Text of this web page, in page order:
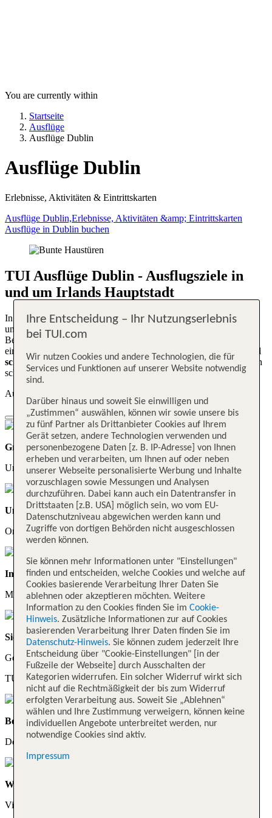
You are currently within
Startseite
Ausflüge
Ausflüge Dublin
Ausflüge Dublin
Erlebnisse, Aktivitäten & Eintrittskarten
Ausflüge Dublin,Erlebnisse, Aktivitäten &amp; Eintrittskarten
Ausflüge in Dublin buchen
TUI Ausflüge Dublin - Ausflugsziele in
und um Irlands Hauptstadt
In Dublin erwarten dich zahlreiche Möglichkeiten für spannende
und abwechslungsreiche Ausflüge mit TUI. So werden zum
Beispiel ein geführter
eine
Whiskyverkostung oder ein Ausflug in die atemberaubend
schöne Naturrund um Dublin deine Reise zu einem unvergesslich
schönen Erlebnis machen!
Ausflug buchen: Deine Vorteile auf einen Blick
Große Auswahl
Urlaubserlebnisse in über 90 Ländern
Unser Qualitätsversprechen
Organisiert von TUI Experten
Immer für dich da
Mit einem 24/7 Kundenservice
Sicherheit
Geprüfte Partner und
TUI Qualitätssicherung
Behalte den Überblick
Deine Reise und Ausflüge mit der myTUI App
Wir holen dich ab!
Viele Erlebnisse mit Transfer direkt von deinem Hotel
Ihre Entscheidung – Ihr Nutzungserlebnis
bei TUI.com
Wir nutzen Cookies und andere Technologien, die für
Services und Funktionen auf unserer Website notwendig
sind.
Darüber hinaus und soweit Sie einwilligen und
„Zustimmen“ auswählen, können wir sowie unsere bis
zu fünf Partner als Drittanbieter Cookies auf Ihrem
Gerät setzen, andere Technologien verwenden und
personenbezogene Daten [z. B. IP-Adresse] von Ihnen
erheben und verarbeiten, um Ihnen auf oder neben
unserer Webseite personalisierte Werbung und Inhalte
vorzuschlagen sowie Messungen und Analysen
durchzuführen. Dabei kann auch ein Datentransfer in
Drittstaaten [z.B. USA] möglich sein, wo vom EU-
Datenschutzniveau abgewichen werden kann und
Zugriffe von dortigen Behörden nicht ausgeschlossen
werden können.
Sie können mehr Informationen unter "Einstellungen"
finden und entscheiden, welche Cookies und welche auf
Cookies basierende Verarbeitung Ihrer Daten Sie
ablehnen oder akzeptieren möchten. Weitere
Information zu den Cookies finden Sie im Cookie-
Hinweis. Zusätzliche Informationen zur auf Cookies
basierenden Verarbeitung Ihrer Daten finden Sie im
Datenschutz-Hinweis. Sie können zudem jederzeit Ihre
Entscheidung über "Cookie-Einstellungen" [in der
Fußzeile der Webseite] durch Ausschalten der
Kategorien widerrufen. Ein solcher Widerruf wirkt sich
nicht auf die Rechtmäßigkeit der bis zum Widerruf
erfolgten Verarbeitung aus. Soweit Sie „Ablehnen“
wählen und Ihre Zustimmung verweigern, können keine
individuellen Angebote unterbreitet werden, nur
notwendige Cookies sind aktiv.
Impressum